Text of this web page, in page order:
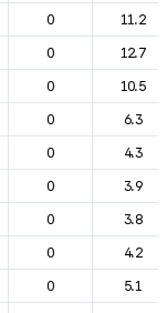
0
11.2
0
12.7
0
10.5
0
6.3
0
4.3
0
3.9
0
3.8
0
4.2
0
5.1